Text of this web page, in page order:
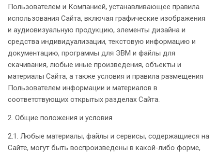
Пользователем и Компанией, устанавливающее правила
использования Сайта, включая графические изображения
и аудиовизуальную продукцию, элементы дизайна и
средства индивидуализации, текстовую информацию и
документацию, программы для ЭВМ и файлы для
скачивания, любые иные произведения, объекты и
материалы Сайта, а также условия и правила размещения
Пользователем информации и материалов в
соответствующих открытых разделах Сайта.
2. Общие положения и условия
2.1. Любые материалы, файлы и сервисы, содержащиеся на
Сайте, могут быть воспроизведены в какой-либо форме,